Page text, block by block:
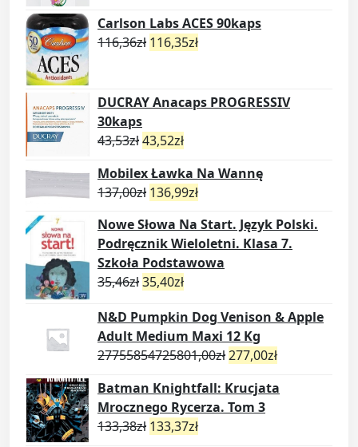
Carlson Labs ACES 90kaps
116,36zł 116,35zł
DUCRAY Anacaps PROGRESSIV
30kaps
43,53zł43,52zł
Mobilex Ławka Na Wannę
137,00zł 136,99zł
Nowe Słowa Na Start. Język Polski.
Podręcznik Wieloletni. Klasa 7.
Szkoła Podstawowa
35,46zł35,40zł
N&D Pumpkin Dog Venison & Apple
Adult Medium Maxi 12 Kg
27755854725801,00zł277,00zł
Batman Knightfall: Krucjata
Mrocznego Rycerza. Tom 3
133,38zł 133,37zł